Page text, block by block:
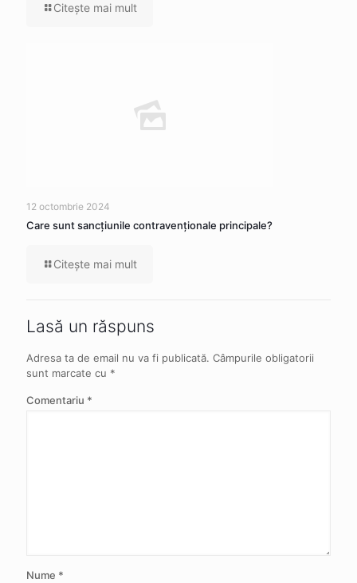
Citeşte mai mult
12 octombrie 2024
Care sunt sancţiunile contravenţionale principale?
Citeşte mai mult
Lasă un răspuns
Adresa ta de email nu va fi publicată. Câmpurile obligatorii
sunt marcate cu *
Comentariu *
Nume *